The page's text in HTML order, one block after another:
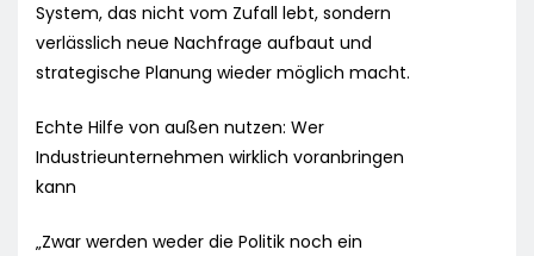
System, das nicht vom Zufall lebt, sondern
verlässlich neue Nachfrage aufbaut und
strategische Planung wieder möglich macht.
Echte Hilfe von außen nutzen: Wer
Industrieunternehmen wirklich voranbringen
kann
„Zwar werden weder die Politik noch ein